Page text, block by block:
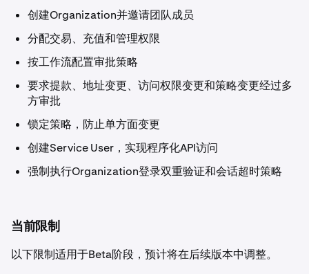
创建Organization并邀请团队成员
分配交易、充值和管理权限
按工作流配置审批策略
要求提款、地址变更、访问权限变更和策略变更经过多
方审批
锁定策略，防止单方面变更
创建Service User，实现程序化API访问
强制执行Organization登录双重验证和会话超时策略
当前限制
以下限制适用于Beta阶段，预计将在后续版本中调整。